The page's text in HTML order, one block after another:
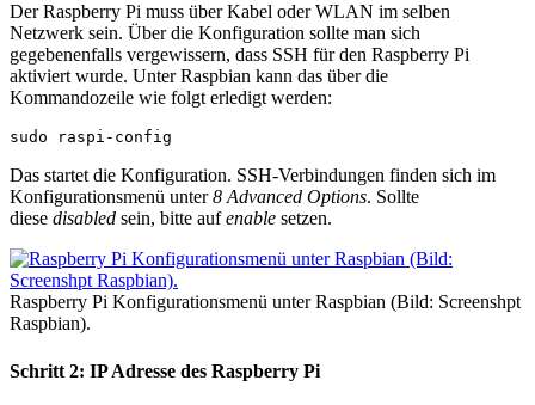
Der Raspberry Pi muss über Kabel oder WLAN im selben
Netzwerk sein. Über die Konfiguration sollte man sich
gegebenenfalls vergewissern, dass SSH für den Raspberry Pi
aktiviert wurde. Unter Raspbian kann das über die
Kommandozeile wie folgt erledigt werden:
sudo raspi-config
Das startet die Konfiguration. SSH-Verbindungen finden sich im
Konfigurationsmenü unter8 Advanced Options. Sollte
diese disabled sein, bitte aufenable setzen.
Raspberry Pi Konfigurationsmenü unter Raspbian (Bild: Screenshpt
Raspbian).
Schritt 2: IP Adresse des Raspberry Pi